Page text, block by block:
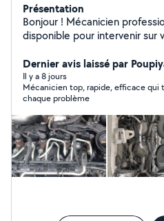
Présentation
Bonjour ! Mécanicien professionnel
disponible pour intervenir sur
ce que vous êtes disponible
sur votre besoin ? À bientôt !"
Dernier avis laissé par
Il y a 8 jours
Mécanicien top, rapide, efficace qui
chaque problème